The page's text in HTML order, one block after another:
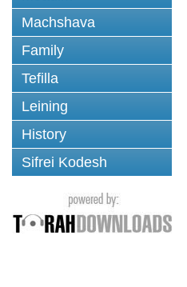
Machshava
Family
Tefilla
Leining
History
Sifrei Kodesh